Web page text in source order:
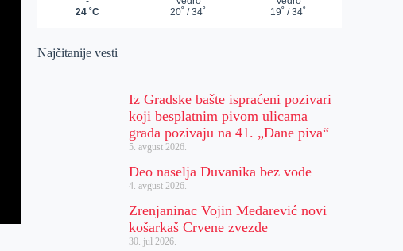
Najčitanije vesti
Iz Gradske bašte ispraćeni pozivari
koji besplatnim pivom ulicama
grada pozivaju na 41. „Dane piva“
5. avgust 2026.
Deo naselja Duvanika bez vode
4. avgust 2026.
Zrenjaninac Vojin Medarević novi
košarkaš Crvene zvezde
30. jul 2026.